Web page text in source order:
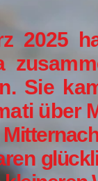
2025
Sie
über